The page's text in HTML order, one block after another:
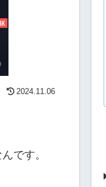
2024.11.06
です。